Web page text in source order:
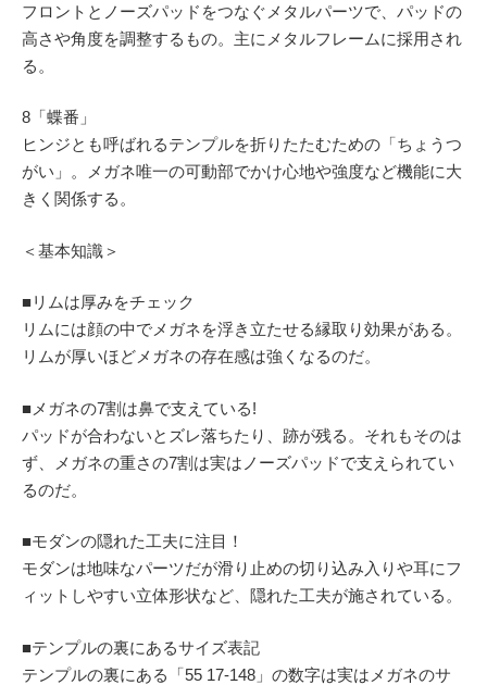
フロントとノーズパッドをつなぐメタルパーツで、パッドの
高さや角度を調整するもの。主にメタルフレームに採用され
る。
8「蝶番」
ヒンジとも呼ばれるテンプルを折りたたむための「ちょうつ
がい」。メガネ唯一の可動部でかけ心地や強度など機能に大
きく関係する。
＜基本知識＞
■リムは厚みをチェック
リムには顔の中でメガネを浮き立たせる縁取り効果がある。
リムが厚いほどメガネの存在感は強くなるのだ。
■メガネの7割は鼻で支えている!
パッドが合わないとズレ落ちたり、跡が残る。それもそのは
ず、メガネの重さの7割は実はノーズパッドで支えられてい
るのだ。
■モダンの隠れた工夫に注目！
モダンは地味なパーツだが滑り止めの切り込み入りや耳にフ
ィットしやすい立体形状など、隠れた工夫が施されている。
■テンプルの裏にあるサイズ表記
テンプルの裏にある「55 17-148」の数字は実はメガネのサ